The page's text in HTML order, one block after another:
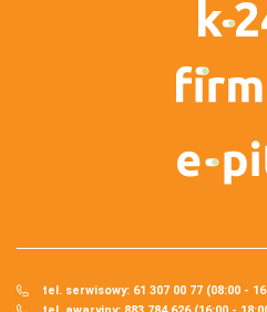
tel. serwisowy: 61 307 00 77 (08:00 -